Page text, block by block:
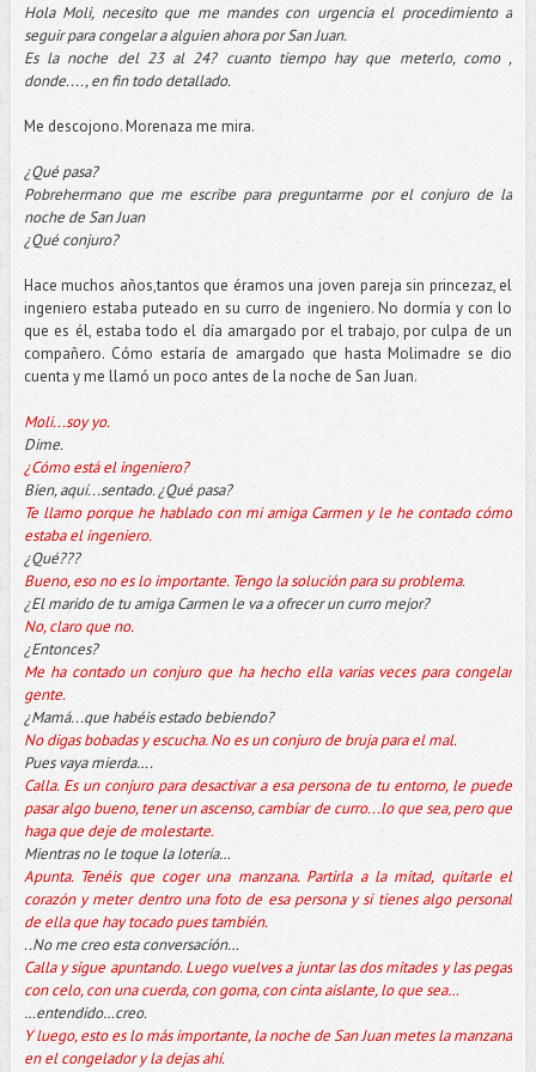
Hola Moli, necesito que me mandes con urgencia el procedimiento a
seguir para congelar a alguien ahora por San Juan.
Es la noche del 23 al 24? cuanto tiempo hay que meterlo, como ,
donde...., en fin todo detallado.
Me descojono. Morenaza me mira.
¿Qué pasa?
Pobrehermano que me escribe para preguntarme por el conjuro de la
noche de San Juan
¿Qué conjuro?
Hace muchos años,tantos que éramos una joven pareja sin princezaz, el
ingeniero estaba puteado en su curro de ingeniero. No dormía y con lo
que es él, estaba todo el día amargado por el trabajo, por culpa de un
compañero. Cómo estaría de amargado que hasta Molimadre se dio
cuenta y me llamó un poco antes de la noche de San Juan.
Moli...soy yo.
Dime.
¿Cómo está el ingeniero?
Bien, aquí...sentado. ¿Qué pasa?
Te llamo porque he hablado con mi amiga Carmen y le he contado cómo
estaba el ingeniero.
¿Qué???
Bueno, eso no es lo importante. Tengo la solución para su problema.
¿El marido de tu amiga Carmen le va a ofrecer un curro mejor?
No, claro que no.
¿Entonces?
Me ha contado un conjuro que ha hecho ella varias veces para congelar
gente.
¿Mamá...que habéis estado bebiendo?
No digas bobadas y escucha. No es un conjuro de bruja para el mal.
Pues vaya mierda….
Calla. Es un conjuro para desactivar a esa persona de tu entorno, le puede
pasar algo bueno, tener un ascenso, cambiar de curro...lo que sea, pero que
haga que deje de molestarte.
Mientras no le toque la lotería…
Apunta. Tenéis que coger una manzana. Partirla a la mitad, quitarle el
corazón y meter dentro una foto de esa persona y si tienes algo personal
de ella que hay tocado pues también.
..No me creo esta conversación…
Calla y sigue apuntando. Luego vuelves a juntar las dos mitades y las pegas
con celo, con una cuerda, con goma, con cinta aislante, lo que sea…
…entendido…creo.
Y luego, esto es lo más importante, la noche de San Juan metes la manzana
en el congelador y la dejas ahí.